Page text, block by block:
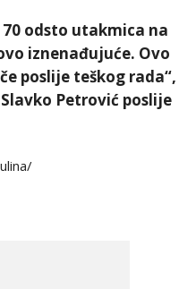
odsto utakmica na
iznenađujuće. Ovo
poslije teškog rada“,
Petrović poslije